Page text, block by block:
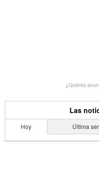
¿Quieres
Las
Hoy Última